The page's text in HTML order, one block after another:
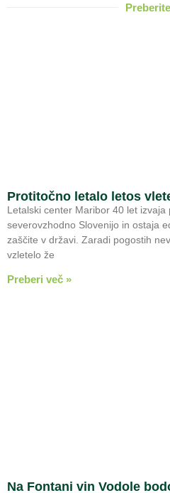
Protitočno letalo letos
Letalski center Maribor 40 let
severovzhodno Slovenijo in ostaja
zaščite v državi. Zaradi pogostih
vzletelo že
Preberi več »
Na Fontani vin Vodole